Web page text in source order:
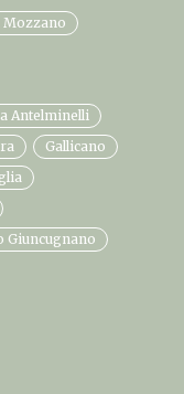
Mozzano
Antelminelli
Gallicano
Giuncugnano